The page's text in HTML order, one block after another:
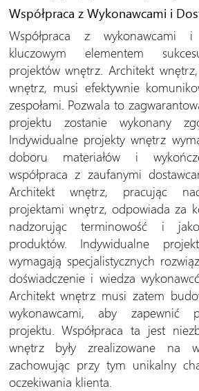
Współpraca z Wykonawcami i
Współpraca z wykonawcami
kluczowym elementem
projektów wnętrz. Architekt
wnętrz, musi efektywnie
zespołami. Pozwala to
projektu zostanie wykonany
Indywidualne projekty wnętrz
doboru materiałów i
współpraca z zaufanymi
Architekt wnętrz, pracując
projektami wnętrz, odpowiada za
nadzorując terminowość i
produktów. Indywidualne
wymagają specjalistycznych
doświadczenie i wiedza
Architekt wnętrz musi zatem
wykonawcami, aby zapewnić
projektu. Współpraca ta jest
wnętrz były zrealizowane na
zachowując przy tym unikalny
oczekiwania klienta.